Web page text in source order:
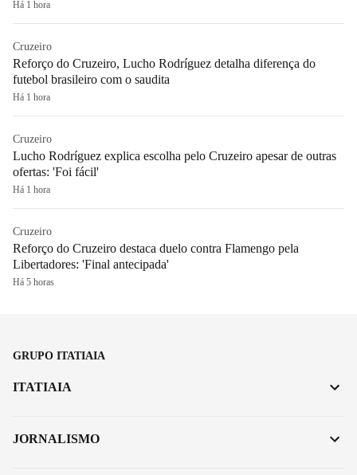
Há 1 hora
Cruzeiro
Reforço do Cruzeiro, Lucho Rodríguez detalha diferença do
futebol brasileiro com o saudita
Há 1 hora
Cruzeiro
Lucho Rodríguez explica escolha pelo Cruzeiro apesar de outras
ofertas: 'Foi fácil'
Há 1 hora
Cruzeiro
Reforço do Cruzeiro destaca duelo contra Flamengo pela
Libertadores: 'Final antecipada'
Há 5 horas
GRUPO ITATIAIA
ITATIAIA
JORNALISMO